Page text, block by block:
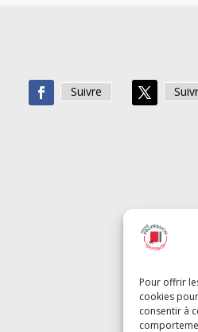
Pour offrir
cookies
consentir à
Suivre